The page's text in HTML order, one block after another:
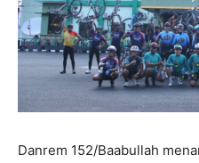
Danrem 152/Baabullah